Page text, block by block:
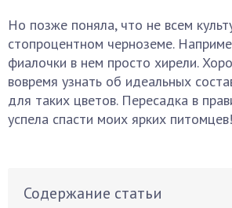
Но позже поняла, что не всем
стопроцентном черноземе.
фиалочки в нем просто хирели.
вовремя узнать об идеальных
для таких цветов. Пересадка в
успела спасти моих ярких питомцев!
Содержание статьи